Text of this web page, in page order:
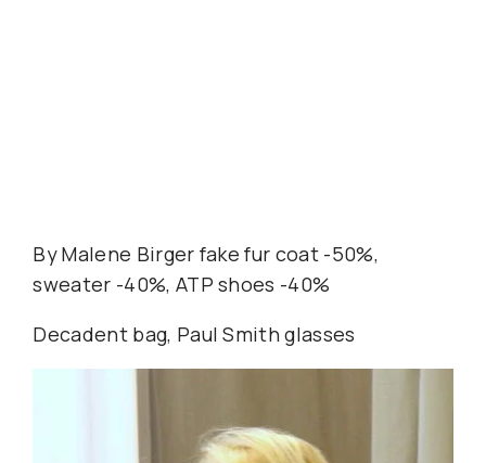
By Malene Birger fake fur coat -50%,
sweater -40%, ATP shoes -40%
Decadent bag, Paul Smith glasses